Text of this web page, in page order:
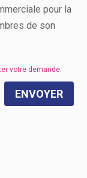
pour la
de son
ENVOYER